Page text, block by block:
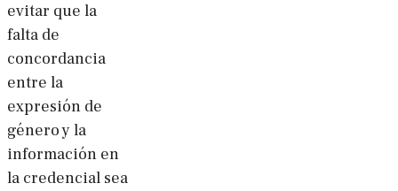
evitar que la
falta de
concordancia
entre la
expresión de
género y la
información en
la credencial sea